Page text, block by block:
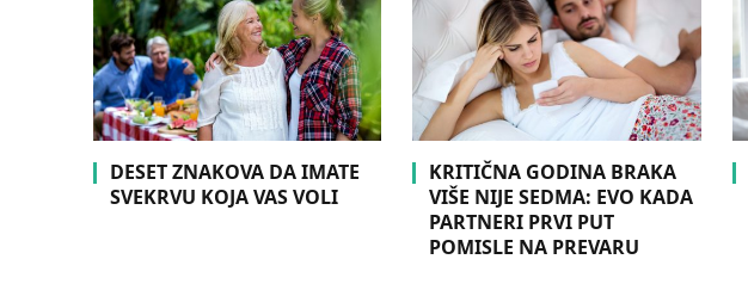
DESET ZNAKOVA DA IMATE
SVEKRVU KOJA VAS VOLI
KRITIČNA GODINA BRAKA
VIŠE NIJE SEDMA: EVO KADA
PARTNERI PRVI PUT
POMISLE NA PREVARU